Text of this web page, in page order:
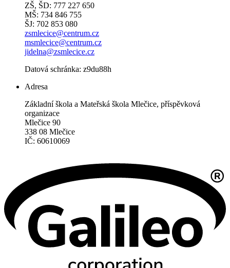
ZŠ, ŠD: 777 227 650
MŠ: 734 846 755
ŠJ: 702 853 080
zsmlecice@centrum.cz
msmlecice@centrum.cz
jidelna@zsmlecice.cz
Datová schránka: z9du88h
Adresa
Základní škola a Mateřská škola Mlečice, příspěvková
organizace
Mlečice 90
338 08 Mlečice
IČ: 60610069